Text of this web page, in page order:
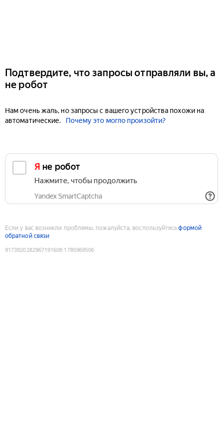
Подтвердите, что запросы отправляли вы, а
не робот
Нам очень жаль, но запросы с вашего устройства похожи на
автоматические.
Почему это могло произойти?
Я не робот
Нажмите, чтобы продолжить
Yandex SmartCaptcha
Если у вас возникли проблемы, пожалуйста, воспользуйтесьформой
обратной связи
9173920282967191608:1785969506